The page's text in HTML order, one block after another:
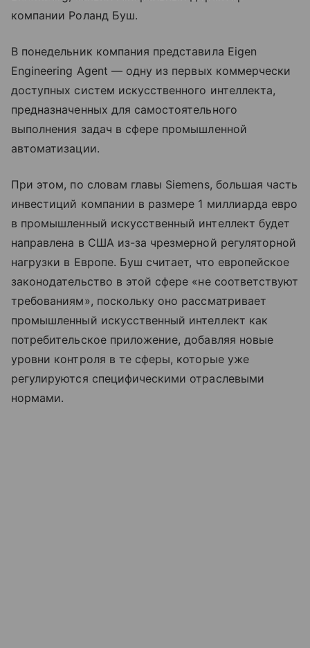
компании Роланд Буш.
В понедельник компания представила Eigen
Engineering Agent — одну из первых коммерчески
доступных систем искусственного интеллекта,
предназначенных для самостоятельного
выполнения задач в сфере промышленной
автоматизации.
При этом, по словам главы Siemens, большая часть
инвестиций компании в размере 1 миллиарда евро
в промышленный искусственный интеллект будет
направлена в США из-за чрезмерной регуляторной
нагрузки в Европе. Буш считает, что европейское
законодательство в этой сфере «не соответствуют
требованиям», поскольку оно рассматривает
промышленный искусственный интеллект как
потребительское приложение, добавляя новые
уровни контроля в те сферы, которые уже
регулируются специфическими отраслевыми
нормами.